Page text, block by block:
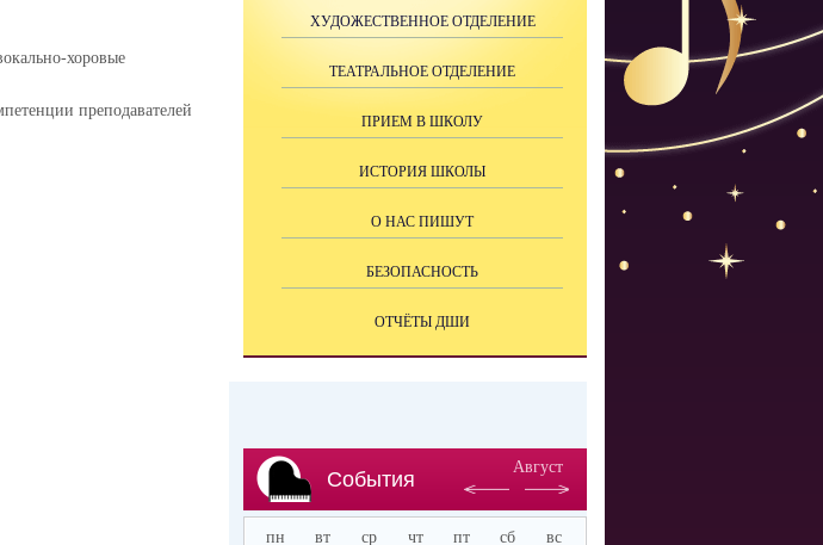
хоровые
преподавателей
ХУДОЖЕСТВЕННОЕ ОТДЕЛЕНИЕ
ТЕАТРАЛЬНОЕ ОТДЕЛЕНИЕ
ПРИЕМ В ШКОЛУ
ИСТОРИЯ ШКОЛЫ
О НАС ПИШУТ
БЕЗОПАСНОСТЬ
ОТЧЁТЫ ДШИ
События
Август
пн вт ср чт пт сб вс